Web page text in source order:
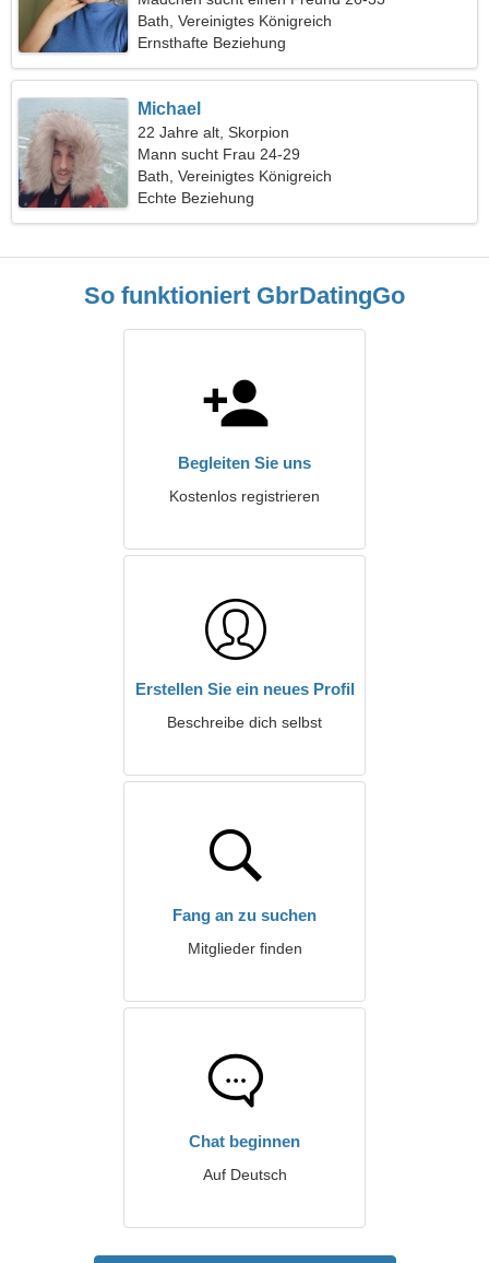
Bath, Vereinigtes Königreich
Ernsthafte Beziehung
Michael
22 Jahre alt, Skorpion
Mann sucht Frau 24-29
Bath, Vereinigtes Königreich
Echte Beziehung
So funktioniert GbrDatingGo
Begleiten Sie uns
Kostenlos registrieren
Erstellen Sie ein neues Profil
Beschreibe dich selbst
Fang an zu suchen
Mitglieder finden
Chat beginnen
Auf Deutsch